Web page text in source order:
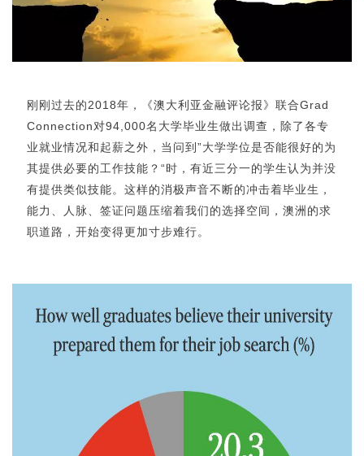
刚刚过去的2018年，《澳大利亚金融评论报》联合Grad
Connection对94,000名大学毕业生做出调查，除了各专
业就业情况和起薪之外，当问到”大学学位是否能很好的为
其提供必要的工作技能？“时，有近三分一的学生认为并没
有提供类似技能。这样的消极声音不断的冲击着毕业生，
能力、人脉、签证问题压缩着我们的选择空间，澳洲的求
职道路，开始变得更加寸步难行。